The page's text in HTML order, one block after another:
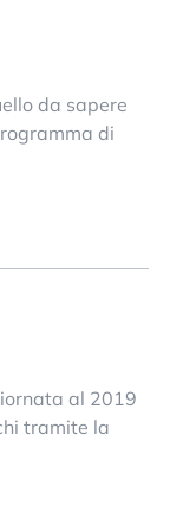
da sapere
di
al 2019
tramite la